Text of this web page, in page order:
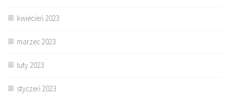
kwiecień 2023
marzec 2023
luty 2023
styczeń 2023